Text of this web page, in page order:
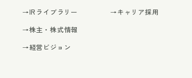
→IRライブラリー
→株主・株式情報
→経営ビジョン
→キャリア採用